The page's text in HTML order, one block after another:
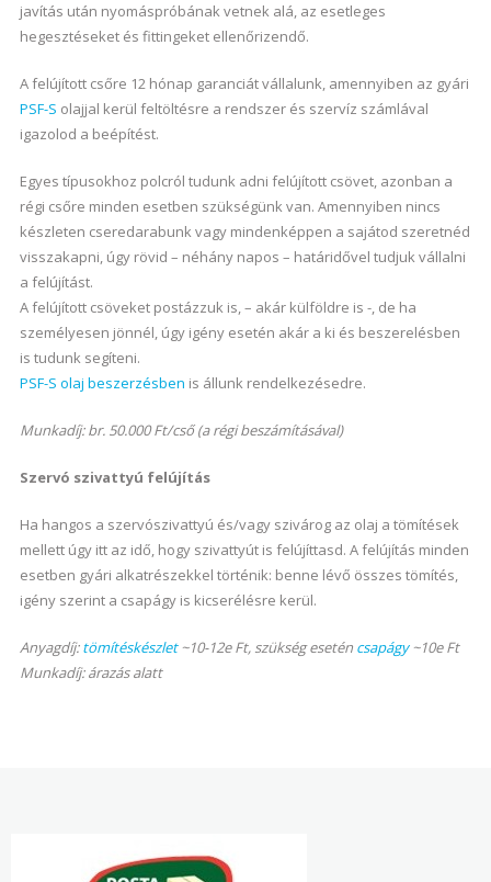
javítás után nyomáspróbának vetnek alá, az esetleges
hegesztéseket és fittingeket ellenőrizendő.
A felújított csőre 12 hónap garanciát vállalunk, amennyiben az gyári
PSF-S olajjal kerül feltöltésre a rendszer és szervíz számlával
igazolod a beépítést.
Egyes típusokhoz polcról tudunk adni felújított csövet, azonban a
régi csőre minden esetben szükségünk van. Amennyiben nincs
készleten cseredarabunk vagy mindenképpen a sajátod szeretnéd
visszakapni, úgy rövid – néhány napos – határidővel tudjuk vállalni
a felújítást.
A felújított csöveket postázzuk is, – akár külföldre is -, de ha
személyesen jönnél, úgy igény esetén akár a ki és beszerelésben
is tudunk segíteni.
PSF-S olaj beszerzésben is állunk rendelkezésedre.
Munkadíj: br. 50.000 Ft/cső (a régi beszámításával)
Szervó szivattyú felújítás
Ha hangos a szervószivattyú és/vagy szivárog az olaj a tömítések
mellett úgy itt az idő, hogy szivattyút is felújíttasd. A felújítás minden
esetben gyári alkatrészekkel történik: benne lévő összes tömítés,
igény szerint a csapágy is kicserélésre kerül.
Anyagdíj:tömítéskészlet~10-12e Ft, szükség esetén csapágy~10e Ft
Munkadíj: árazás alatt